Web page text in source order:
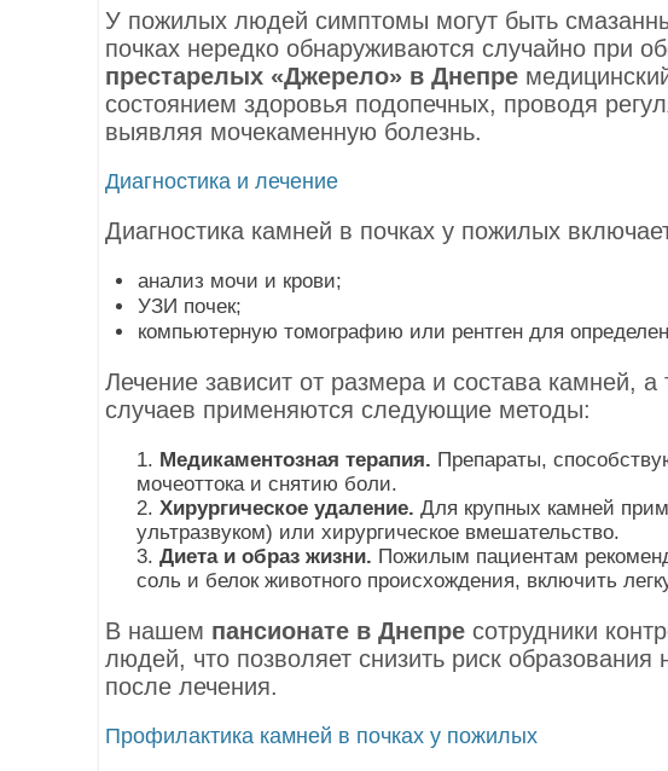
У пожилых людей симптомы могут быть
почках нередко обнаруживаются случайно при
престарелых «Джерело» в Днепре
состоянием здоровья подопечных, проводя
выявляя мочекаменную болезнь.
Диагностика и лечение
Диагностика камней в почках у пожилых
анализ мочи и крови;
УЗИ почек;
компьютерную томографию или рентген для
Лечение зависит от размера и состава камней,
случаев применяются следующие методы:
Медикаментозная терапия. Препараты,
мочеоттока и снятию боли.
Хирургическое удаление. Для крупных камней
ультразвуком) или хирургическое вмешательство.
Диета и образ жизни. Пожилым пациентам
соль и белок животного происхождения, включить
В нашем пансионате в Днепре сотрудники
людей, что позволяет снизить риск
после лечения.
Профилактика камней в почках у пожилых